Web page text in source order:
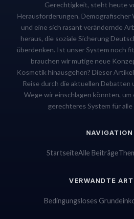
Gerechtigkeit, steht heute
Herausforderungen. Demografischer
und eine sich rasant verändernde
heraus, die soziale Sicherung
überdenken. Ist unser System noch
brauchen wir mutige neue
Kosmetik hinausgehen? Dieser
Reise durch die aktuellen Debatten
Wege wir einschlagen könnten,
gerechteres System für alle
NAVIGATION
StartseiteAlle Beiträge
VERWANDTE
Bedingungsloses